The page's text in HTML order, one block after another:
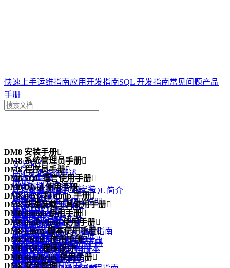
快速上手运维指南应用开发指南SQL 开发指南常见问题产品
手册
案例 问答 一体机
DM8 安装手册
安装简介
安装及卸载
许可证 (License) 的安装
数据库配置工具使用说明
注意事项
DM8 系统管理员手册
DM 逻辑结构概述
DM 物理存储结构
DM 内存结构
管理 DM 线程
DM 系统管理员
创建和配置 DM 数据库
启动和关闭数据库
管理模式对象的空间
DM8 程序员手册
概述
DPI 编程指南
DM ODBC 编程指南
DM JDBC 编程指南
.NET Data Provider 编程指南
DM PHP 编程指南
DM FLDR 编程指南
DM8 SQL 语言使用手册
结构化查询语言 DM_SQL 简介
手册中的示例说明
数据定义语句
数据查询语句
数据的插入、删除和修改
视图
物化视图
DM8 DIsql 使用手册
功能简介
DIsql 入门
DIsql 环境变量设置
DIsql 常用命令
如何在 DIsql 中使用脚本
DM8 dexp 和 dimp 手册
功能简介
dexp 逻辑导出
dimp 逻辑导入
dexp 和 dimp 应用实例
升级和降级
DM8 快速装载工具使用手册
概述
dmfldr 入门
dmfldr 实战
dmldrp和dmldrc入门
DM8 dminit 使用手册
功能简介
使用 dminit
查看 dminit 参数
dminit 参数详解
DM8 dmPython 使用手册
dmPython 简介
dmPython 安装
dmPython 接口详解
DM8 Linux 脚本使用手册
DM8 Linux 脚本使用手册
DM8 PROC 使用手册
概述
预编译概念
DM8 SQL 程序设计
概述
DM8 dmdbchk 使用手册
DM8 安全管理